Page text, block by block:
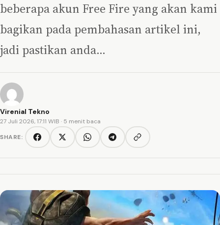
beberapa akun Free Fire yang akan kami
bagikan pada pembahasan artikel ini,
jadi pastikan anda…
Virenial Tekno
27 Juli 2026, 17:11 WIB · 5 menit baca
SHARE:
FacebookTwitter/XWhatsAppTelegramCopy link